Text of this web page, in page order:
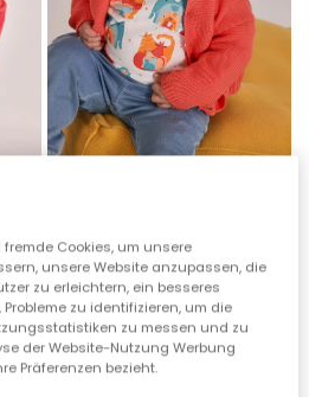
-50%
Cookies, um unsere
unsere Website anzupassen, die
zu erleichtern, ein besseres
zu identifizieren, um die
zu messen und zu
der Website-Nutzung Werbung
Präferenzen bezieht.